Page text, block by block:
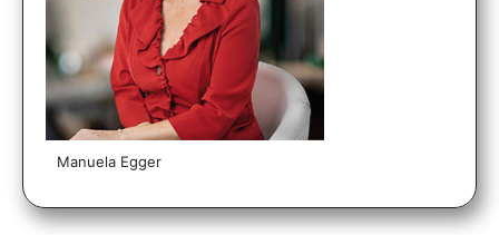
Manuela Egger